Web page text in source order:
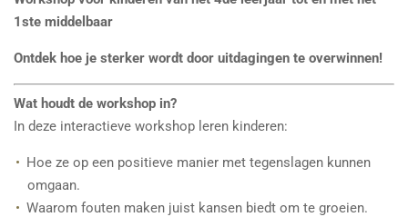
1ste middelbaar
Ontdek hoe je sterker wordt door uitdagingen te overwinnen!
Wat houdt de workshop in?
In deze interactieve workshop leren kinderen:
Hoe ze op een positieve manier met tegenslagen kunnen
omgaan.
Waarom fouten maken juist kansen biedt om te groeien.